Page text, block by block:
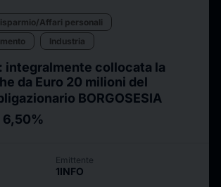
Affari personali
Industria
integralmente collocata la
da Euro 20 milioni del
BORGOSESIA
Emittente
1INFO